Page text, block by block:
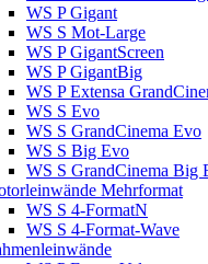
WS P Gigant
WS S Mot-Large
WS P GigantScreen
WS P GigantBig
WS P Extensa
WS S Evo
WS S GrandCinema Evo
WS S Big Evo
WS S GrandCinema Big
Mehrformat
WS S 4-FormatN
WS S 4-Format-Wave